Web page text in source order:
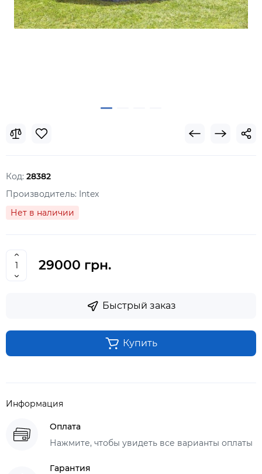
Код: 28382
Производитель: Intex
Нет в наличии
29000 грн.
Быстрый заказ
Купить
Информация
Оплата
Нажмите, чтобы увидеть все варианты оплаты
Гарантия